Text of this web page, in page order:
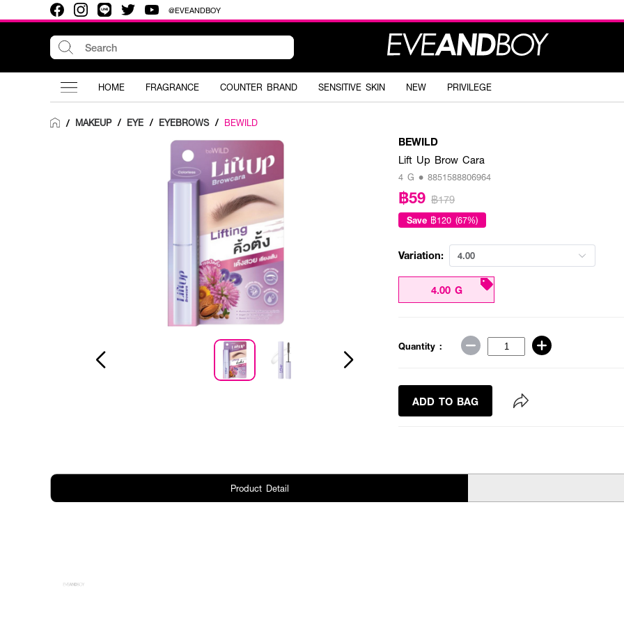
@EVEANDBOY
HOME FRAGRANCE COUNTER BRAND SENSITIVE SKIN NEW PRIVILEGE
/ MAKEUP / EYE / EYEBROWS / BEWILD
BEWILD
Lift Up Brow Cara
4 G • 8851588806964
฿59 ฿179
Save ฿120 (67%)
Variation: 4.00
4.00 G
Quantity :
ADD TO BAG
Product Detail